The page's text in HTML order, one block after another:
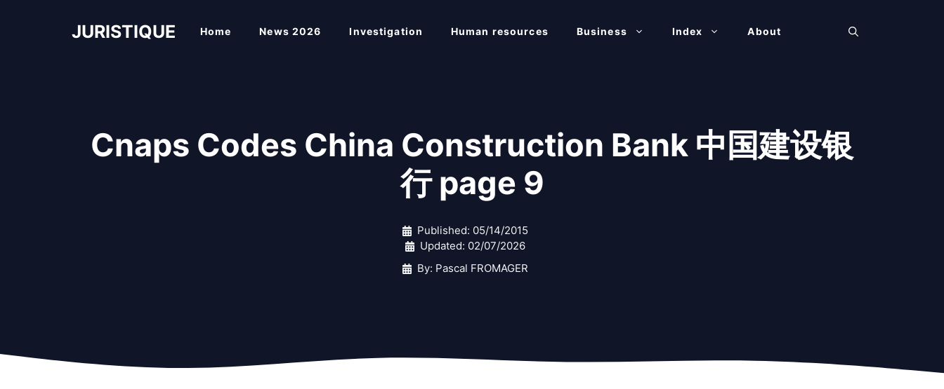
JURISTIQUE Home News 2026 Investigation Human resources Business Index About
Cnaps Codes China Construction Bank 中国建设银
行 page 9
Published: 05/14/2015
Updated: 02/07/2026
By: Pascal FROMAGER